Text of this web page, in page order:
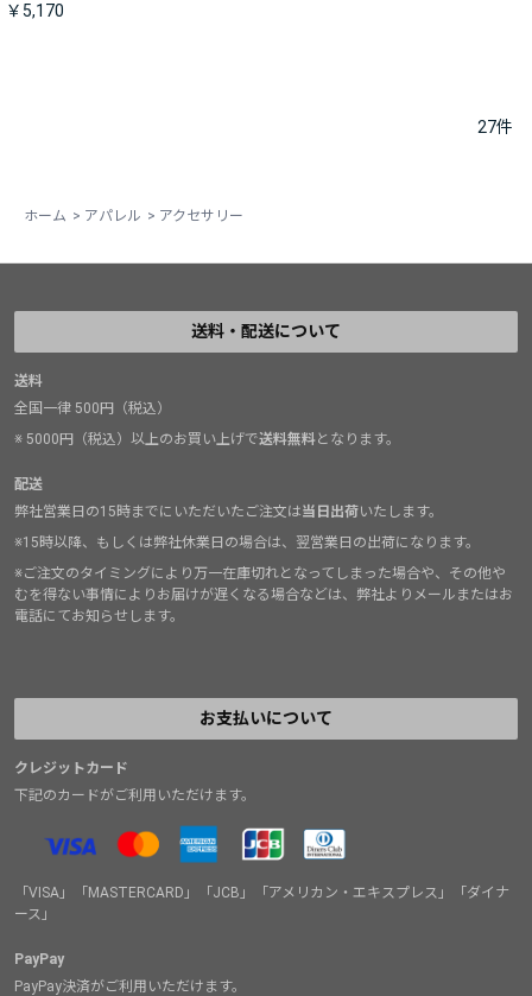
￥5,170
27件
ホーム > アパレル > アクセサリー
送料・配送について
送料
全国一律 500円（税込）
※ 5000円（税込）以上のお買い上げで送料無料となります。
配送
弊社営業日の15時までにいただいたご注文は当日出荷いたします。
※15時以降、もしくは弊社休業日の場合は、翌営業日の出荷になります。
※ご注文のタイミングにより万一在庫切れとなってしまった場合や、その他や
むを得ない事情によりお届けが遅くなる場合などは、弊社よりメールまたはお
電話にてお知らせします。
お支払いについて
クレジットカード
下記のカードがご利用いただけます。
「VISA」「MASTERCARD」「JCB」「アメリカン・エキスプレス」「ダイナ
ース」
PayPay
PayPay決済がご利用いただけます。